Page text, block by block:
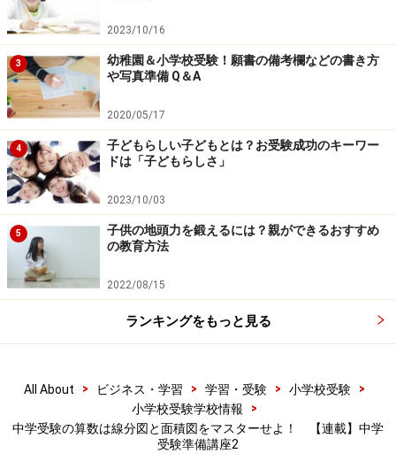
2023/10/16
3
幼稚園＆小学校受験！願書の備考欄などの書き方
や写真準備 Q＆A
2020/05/17
4
子どもらしい子どもとは？お受験成功のキーワー
ドは「子どもらしさ」
2023/10/03
5
子供の地頭力を鍛えるには？親ができるおすすめ
の教育方法
2022/08/15
ランキングをもっと見る
All About > ビジネス・学習 > 学習・受験 > 小学校受験
>
小学校受験学校情報
>
中学受験の算数は線分図と面積図をマスターせよ！ 【連載】中学
受験準備講座2